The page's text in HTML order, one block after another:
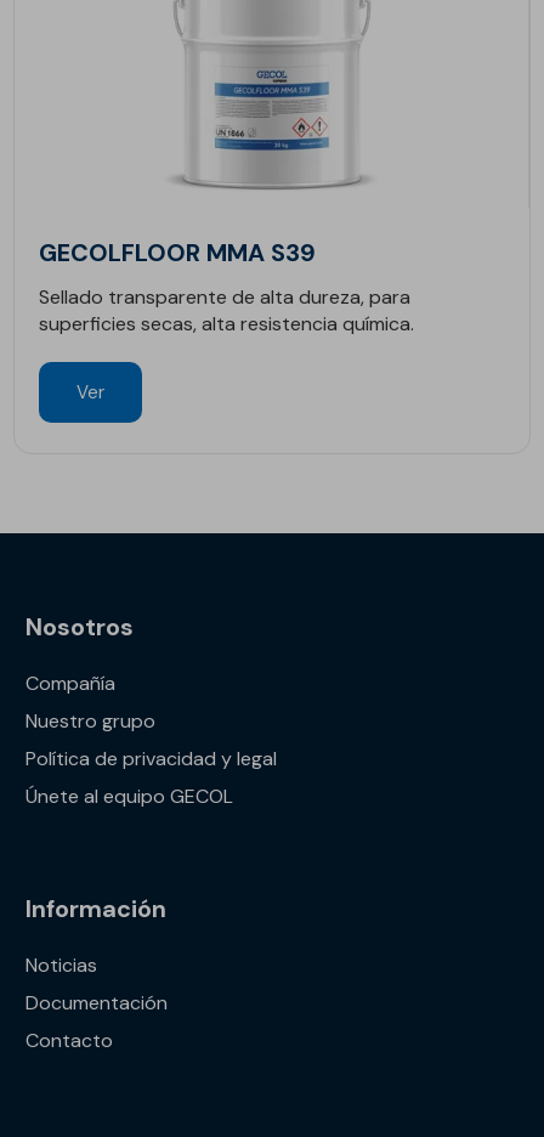
GECOLFLOOR MMA S39
Sellado transparente de alta dureza, para
superficies secas, alta resistencia química.
Ver
Nosotros
Compañía
Nuestro grupo
Política de privacidad y legal
Únete al equipo GECOL
Información
Noticias
Documentación
Contacto